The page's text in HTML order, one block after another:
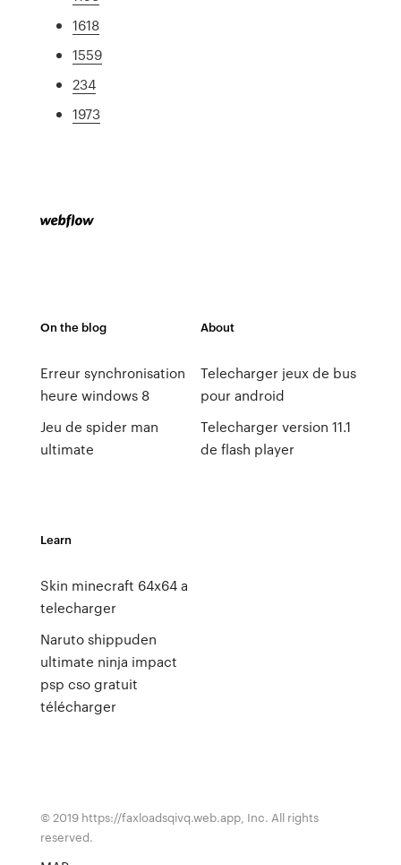
1618
1559
234
1973
On the blog
Erreur synchronisation
heure windows 8
Jeu de spider man
ultimate
About
Telecharger jeux de bus
pour android
Telecharger version 11.1
de flash player
Learn
Skin minecraft 64x64 a
telecharger
Naruto shippuden
ultimate ninja impact
psp cso gratuit
télécharger
© 2019 https://faxloadsqivq.web.app, Inc. All rights
reserved.